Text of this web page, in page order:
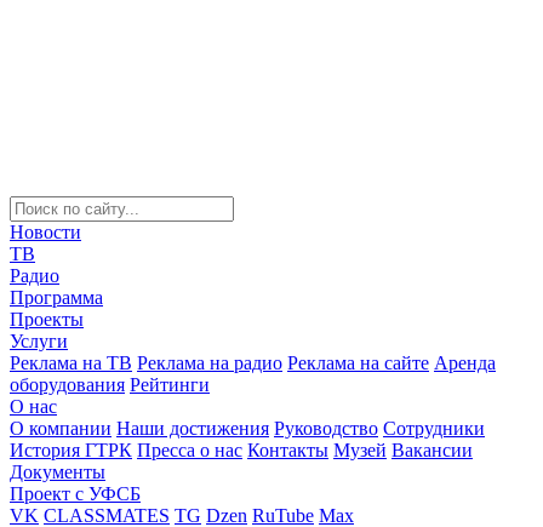
Новости
ТВ
Радио
Программа
Проекты
Услуги
Реклама на ТВ Реклама на радио Реклама на сайте Аренда
оборудования Рейтинги
О нас
О компании Наши достижения Руководство Сотрудники
История ГТРК Пресса о нас Контакты Музей Вакансии
Документы
Проект с УФСБ
VK CLASSMATES TG Dzen RuTube Max